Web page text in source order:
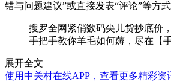
错与问题建议”或直接发表“评论”等方式
搜罗全网紧俏数码尖儿货抄底价
手把手教你羊毛如何薅，尽在【
展开全文
使用中关村在线APP，查看更多精彩资